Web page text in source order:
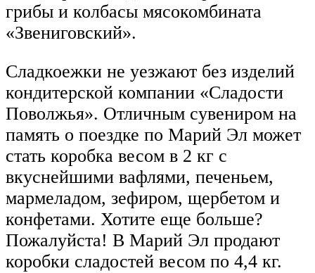
грибы и колбасы мясокомбината
«Звениговский».
Сладкоежки не уезжают без изделий
кондитерской компании «Сладости
Поволжья». Отличным сувениром на
память о поездке по Марий Эл может
стать коробка весом в 2 кг с
вкуснейшими вафлями, печеньем,
мармеладом, зефиром, щербетом и
конфетами. Хотите еще больше?
Пожалуйста! В Марий Эл продают
коробки сладостей весом по 4,4 кг.